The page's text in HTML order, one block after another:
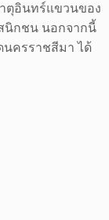
ตุอินทร์แขวนของ
นิกชน นอกจากนี้
ครราชสีมา ได้